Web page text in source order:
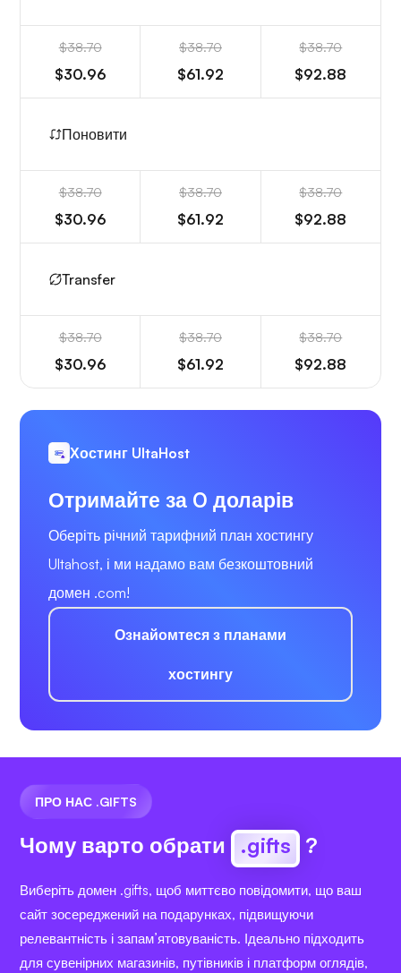
$38.70
$30.96
$38.70
$61.92
$38.70
$92.88
Поновити
$38.70
$30.96
$38.70
$61.92
$38.70
$92.88
Transfer
$38.70
$30.96
$38.70
$61.92
$38.70
$92.88
Хостинг UltaHost
Отримайте за 0 доларів
Оберіть річний тарифний план хостингу
Ultahost, і ми надамо вам безкоштовний
домен .com!
Ознайомтеся з планами
хостингу
ПРО НАС .GIFTS
Чому варто обрати .gifts ?
Виберіть домен .gifts, щоб миттєво повідомити, що ваш
сайт зосереджений на подарунках, підвищуючи
релевантність і запам’ятовуваність. Ідеально підходить
для сувенірних магазинів, путівників і платформ оглядів,